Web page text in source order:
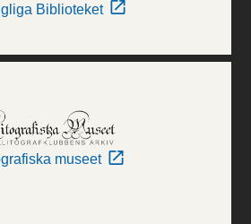
Biblioteket
museet